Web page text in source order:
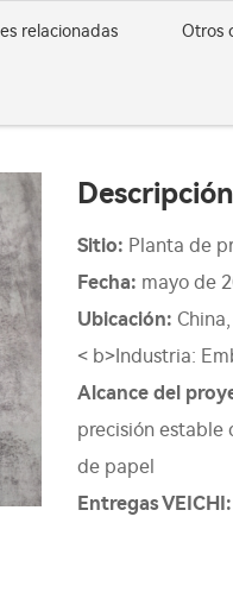
relacionadas Otros
Sitio: Planta de
Fecha: mayo de
Ubicación:
< b>Industria:
Alcance del
precisión estable
de papel
Entregas VEICHI: